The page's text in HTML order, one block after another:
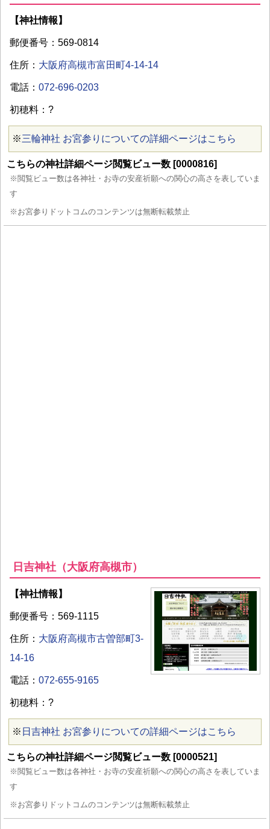
【神社情報】
郵便番号：569-0814
住所： 大阪府高槻市富田町4-14-14
電話： 072-696-0203
初穂料：?
※三輪神社 お宮参りについての詳細ページはこちら
こちらの神社詳細ページ閲覧ビュー数 [0000816]
※閲覧ビュー数は各神社・お寺の安産祈願への関心の高さを表していま
す
※お宮参りドットコムのコンテンツは無断転載禁止
日吉神社（大阪府高槻市）
【神社情報】
郵便番号：569-1115
住所： 大阪府高槻市古曽部町3-
14-16
電話： 072-655-9165
初穂料：?
※ 日吉神社 お宮参りについての詳細ページはこちら
こちらの神社詳細ページ閲覧ビュー数 [0000521]
※閲覧ビュー数は各神社・お寺の安産祈願への関心の高さを表していま
す
※お宮参りドットコムのコンテンツは無断転載禁止